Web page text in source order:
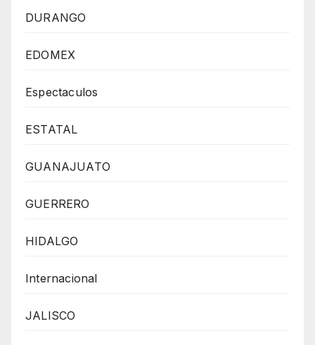
DURANGO
EDOMEX
Espectaculos
ESTATAL
GUANAJUATO
GUERRERO
HIDALGO
Internacional
JALISCO